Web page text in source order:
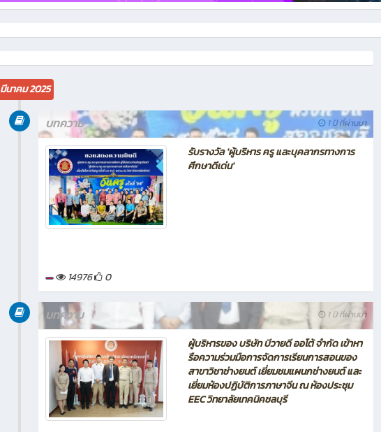
มีนาคม 2025
1 ปี ที่ผ่านมา
บทความ
รับรางวัล 'ผู้บริหาร ครู และบุคลากรทางการ
ศึกษาดีเด่น'
14976 0
1 ปี ที่ผ่านมา
บทความ
ผู้บริหารของ บริษัท บีวายดี ออโต้ จำกัด เข้าหา
รือความร่วมมือการจัดการเรียนการสอนของ
สาขาวิชาช่างยนต์ เยี่ยมชมแผนกช่างยนต์ และ
เยี่ยมห้องปฏิบัติการภาษาจีน ณ ห้องประชุม
EEC วิทยาลัยเทคนิคชลบุรี